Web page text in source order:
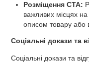
Розміщення CTA:
важливих місцях на
описом товару або
Соціальні докази та
Соціальні докази та